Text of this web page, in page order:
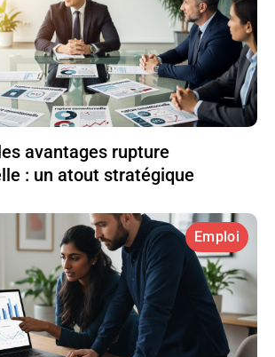
avantages rupture
: un atout stratégique
Emploi